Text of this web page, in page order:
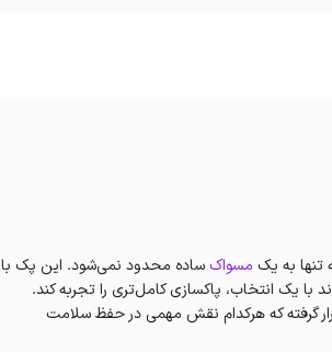
مسواک ساده محدود نمی‌شود. این پک با
با یک انتخاب، پاکسازی کامل‌تری را تجربه کند.
گرفته که هرکدام نقش مهمی در حفظ سلامت